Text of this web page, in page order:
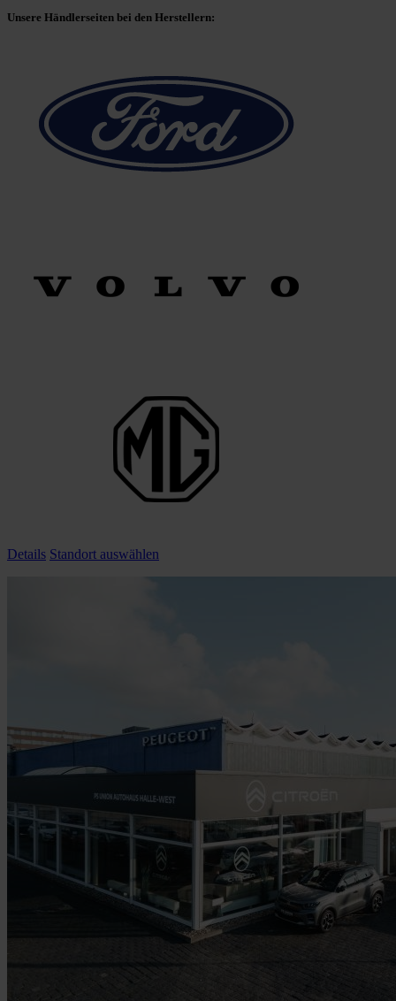
Unsere Händlerseiten bei den Herstellern:
Details Standort auswählen